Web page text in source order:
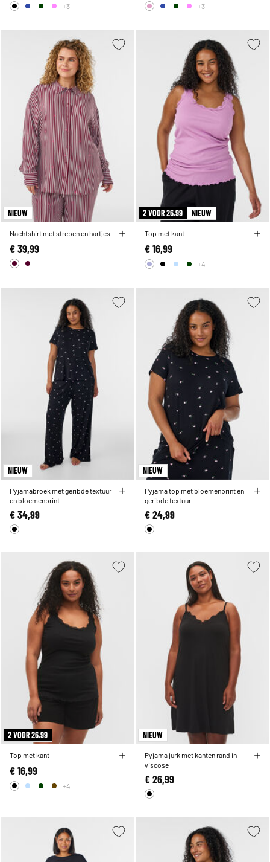
+3 +3
NIEUW
Nachtshirt met strepen en hartjes
€ 39,99
2 VOOR 26.99 NIEUW
Top met kant
€ 16,99
+4
NIEUW
Pyjamabroek met geribde textuur
en bloemenprint
€ 34,99
NIEUW
Pyjama top met bloemenprint en
geribde textuur
€ 24,99
2 VOOR 26.99
Top met kant
€ 16,99
+4
NIEUW
Pyjama jurk met kanten rand in
viscose
€ 26,99